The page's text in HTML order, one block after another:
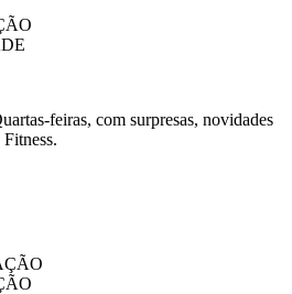
feiras, com surpresas, novidades